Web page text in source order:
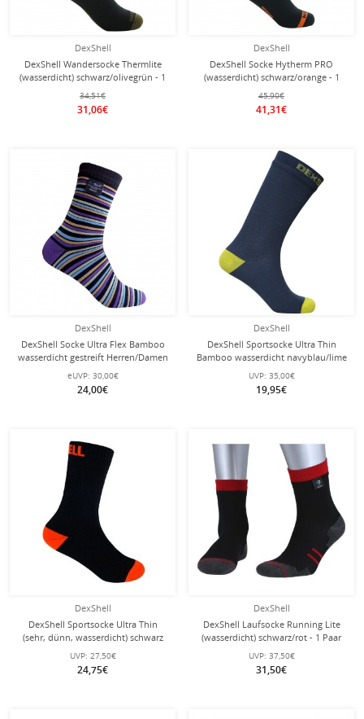
DexShell
DexShell Wandersocke Thermlite
(wasserdicht) schwarz/olivegrün - 1
Paar
34,51€
31,06€
DexShell
DexShell Socke Hytherm PRO
(wasserdicht) schwarz/orange - 1
Paar
45,90€
41,31€
DexShell
DexShell Socke Ultra Flex Bamboo
wasserdicht gestreift Herren/Damen
- 1 Paar
eUVP: 30,00€
24,00€
DexShell
DexShell Sportsocke Ultra Thin
Bamboo wasserdicht navyblau/lime
- 1 Paar
UVP: 35,00€
19,95€
DexShell
DexShell Sportsocke Ultra Thin
(sehr, dünn, wasserdicht) schwarz
Kinder - 1 Paar
UVP: 27,50€
24,75€
DexShell
DexShell Laufsocke Running Lite
(wasserdicht) schwarz/rot - 1 Paar
UVP: 37,50€
31,50€